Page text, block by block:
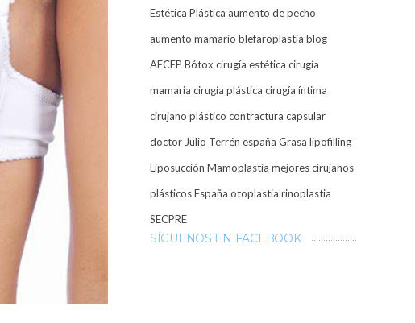
Estética Plástica aumento de pecho
aumento mamario blefaroplastia blog
AECEP Bótox cirugía estética cirugía
mamaria cirugía plástica cirugía íntima
cirujano plástico contractura capsular
doctor Julio Terrén españa Grasa lipofilling
Liposucción Mamoplastia mejores cirujanos
plásticos España otoplastia rinoplastia
SECPRE
SÍGUENOS EN FACEBOOK